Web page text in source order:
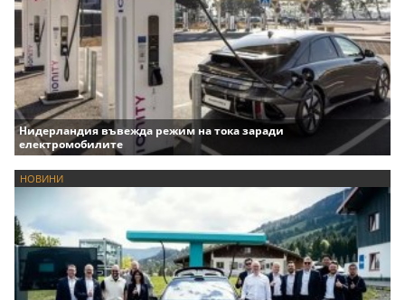
Нидерландия въвежда режим на тока заради
електромобилите
НОВИНИ